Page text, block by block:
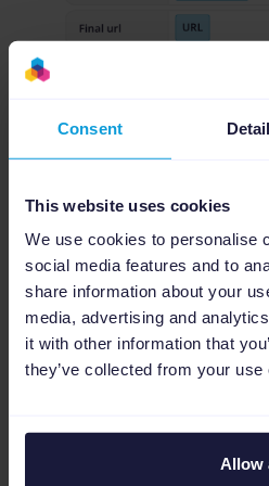
Consent
This website uses cookies
We use cookies to personalise
social media features and to
share information about your
media, advertising and
it with other information that
they’ve collected from your
Allow
Durch die tägliche
und Anzeigen werden
und aktuellsten
Darüber hinaus können
Angebote